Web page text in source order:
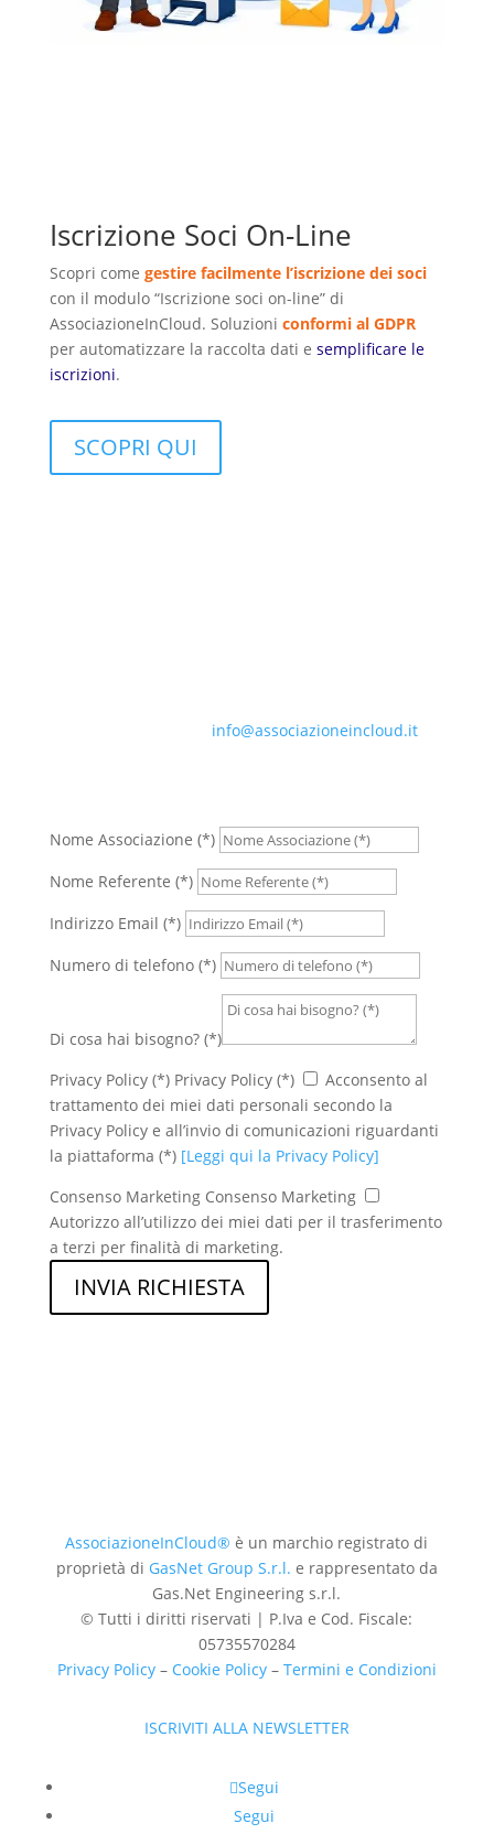
Iscrizione Soci On-Line
Scopri come gestire facilmente l’iscrizione dei soci
con il modulo “Iscrizione soci on-line” di
AssociazioneInCloud. Soluzioni conformi al GDPR
per automatizzare la raccolta dati e semplificare le
iscrizioni.
SCOPRI QUI
info@associazioneincloud.it
Nome Associazione (*)
Nome Referente (*)
Indirizzo Email (*)
Numero di telefono (*)
Di cosa hai bisogno? (*)
Privacy Policy (*) Privacy Policy (*)
Acconsento al
trattamento dei miei dati personali secondo la
Privacy Policy e all’invio di comunicazioni riguardanti
la piattaforma (*) [Leggi qui la Privacy Policy]
Consenso Marketing Consenso Marketing
Autorizzo all’utilizzo dei miei dati per il trasferimento
a terzi per finalità di marketing.
INVIA RICHIESTA
AssociazioneInCloud® è un marchio registrato di
proprietà di GasNet Group S.r.l. e rappresentato da
Gas.Net Engineering s.r.l.
© Tutti i diritti riservati | P.Iva e Cod. Fiscale:
05735570284
Privacy Policy – Cookie Policy – Termini e Condizioni
ISCRIVITI ALLA NEWSLETTER
Segui
Segui